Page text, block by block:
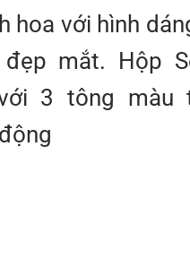
hoa với hình
đẹp mắt. Hộp
3 tông màu